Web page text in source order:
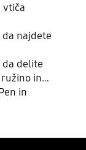
vtiča
najdete
da delite
in
in